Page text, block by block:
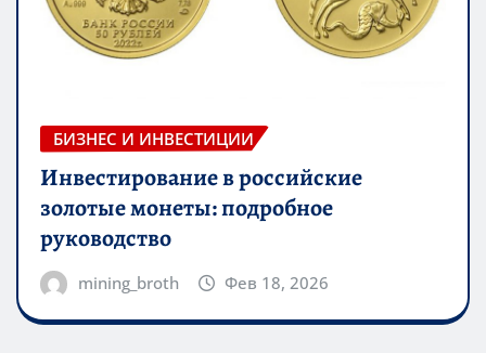
БИЗНЕС И ИНВЕСТИЦИИ
Инвестирование в российские
золотые монеты: подробное
руководство
mining_broth Фев 18, 2026